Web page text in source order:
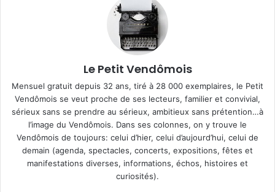
Le Petit Vendômois
Mensuel gratuit depuis 32 ans, tiré à 28 000 exemplaires, le Petit
Vendômois se veut proche de ses lecteurs, familier et convivial,
sérieux sans se prendre au sérieux, ambitieux sans prétention…à
l’image du Vendômois. Dans ses colonnes, on y trouve le
Vendômois de toujours: celui d’hier, celui d’aujourd’hui, celui de
demain (agenda, spectacles, concerts, expositions, fêtes et
manifestations diverses, informations, échos, histoires et
curiosités).